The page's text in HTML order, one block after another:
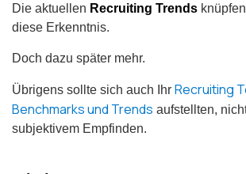
Die aktuellen Recruiting Trends
diese Erkenntnis.
Doch dazu später mehr.
Übrigens sollte sich auch Ihr Recruiting
Benchmarks und Trends aufstellten,
subjektivem Empfinden.